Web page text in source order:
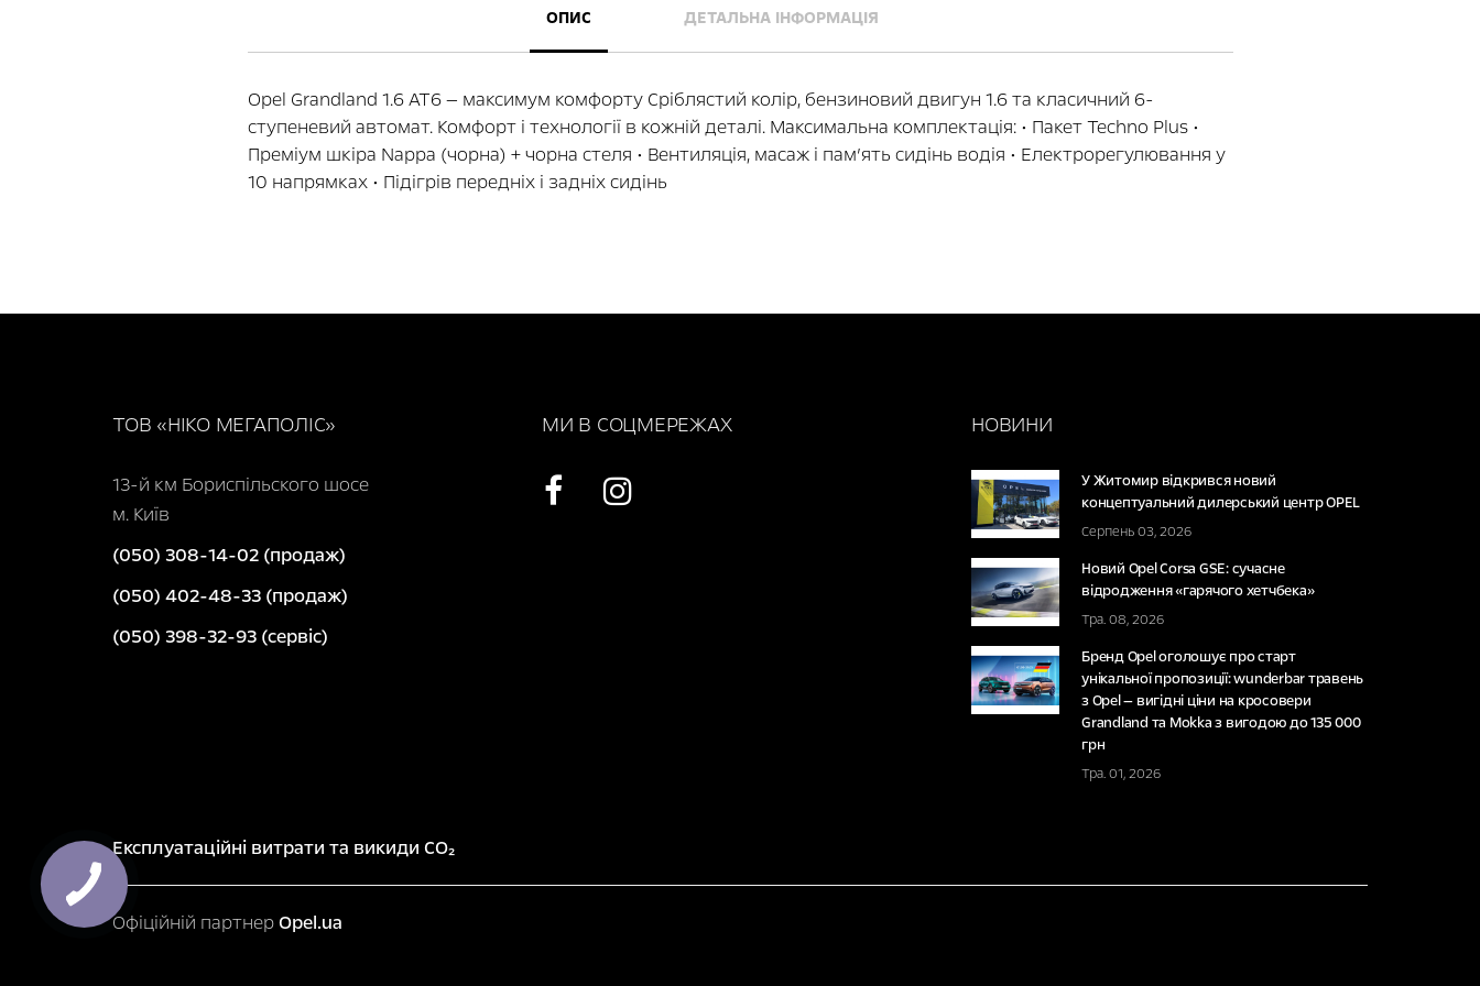
the
gallery
ОПИС
Opel Grandland 1.6 AT6 — максимум комфорту Сріблястий колір, бензиновий двигун 1.6 та класичний 6-
ступеневий автомат. Комфорт і технології в кожній деталі. Максимальна комплектація: • Пакет Techno Plus •
Преміум шкіра Nappa (чорна) + чорна стеля • Вентиляція, масаж і пам’ять сидінь водія • Електрорегулювання у
10 напрямках • Підігрів передніх і задніх сидінь
ДЕТАЛЬНА ІНФОРМАЦІЯ
ТОВ «НІКО МЕГАПОЛІС»
13-й км Бориспільского шосе
м. Київ
(050) 308-14-02 (продаж)
(050) 402-48-33 (продаж)
(050) 398-32-93 (сервіс)
МИ В СОЦМЕРЕЖАХ НОВИНИ
У Житомир відкрився новий
концептуальний дилерський центр OPEL
Серпень 03, 2026
Новий Opel Corsa GSE: сучасне
відродження «гарячого хетчбека»
Тра. 08, 2026
Бренд Opel оголошує про старт
унікальної пропозиції: wunderbar травень
з Opel — вигідні ціни на кросовери
Grandland та Mokka з вигодою до 135 000
грн
Тра. 01, 2026
Експлуатаційні витрати та викиди CO₂
Офіційній партнерOpel.ua